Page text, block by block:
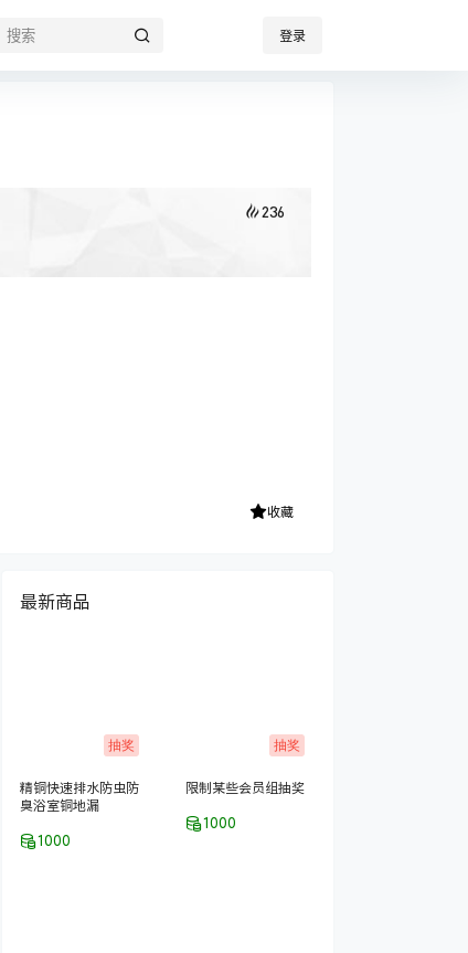
登录
236
收藏
最新商品
抽奖
精铜快速排水防虫防
臭浴室铜地漏
1000
抽奖
限制某些会员组抽奖
1000